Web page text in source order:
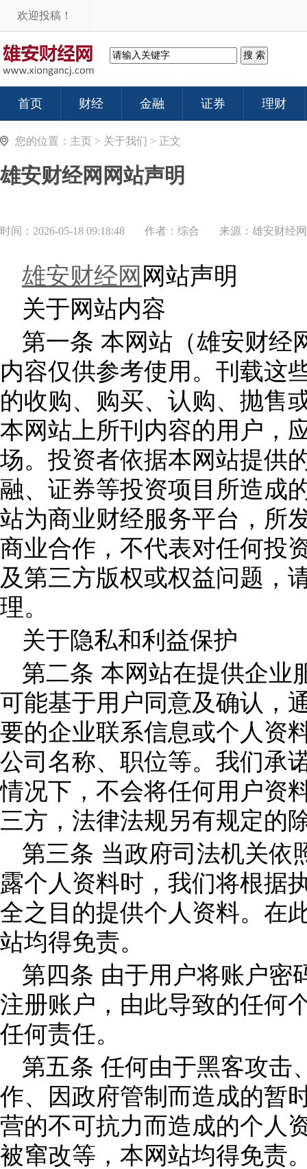
欢迎投稿！
首页 财经 金融 证券 理财
您的位置： 主页 > 关于我们 > 正文
雄安财经网网站声明
时间：2026-05-18 09:18:48 作者：综合 来源： 雄安财经网
雄安财经网 网站声明
关于网站内容
第一条 本网站（雄安财经
内容仅供参考使用。刊载这
的收购、购买、认购、抛售
本网站上所刊内容的用户，
场。投资者依据本网站提供
融、证券等投资项目所造成
站为商业财经服务平台，所
商业合作，不代表对任何投
及第三方版权或权益问题，
理。
关于隐私和利益保护
第二条 本网站在提供企业
可能基于用户同意及确认，
要的企业联系信息或个人资
公司名称、职位等。我们承
情况下，不会将任何用户资
三方，法律法规另有规定的
第三条 当政府司法机关依
露个人资料时，我们将根据
全之目的提供个人资料。在
站均得免责。
第四条 由于用户将账户密
注册账户，由此导致的任何
任何责任。
第五条 任何由于黑客攻击
作、因政府管制而造成的暂
营的不可抗力而造成的个人
被窜改等，本网站均得免责